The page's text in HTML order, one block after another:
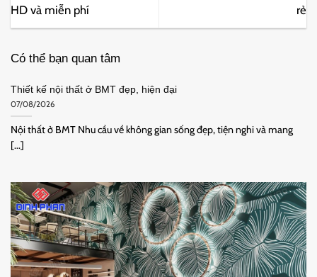
HD và miễn phí
rẻ
Có thể bạn quan tâm
Thiết kế nội thất ở BMT đẹp, hiện đại
07/08/2026
Nội thất ở BMT Nhu cầu về không gian sống đẹp, tiện nghi và mang
[...]